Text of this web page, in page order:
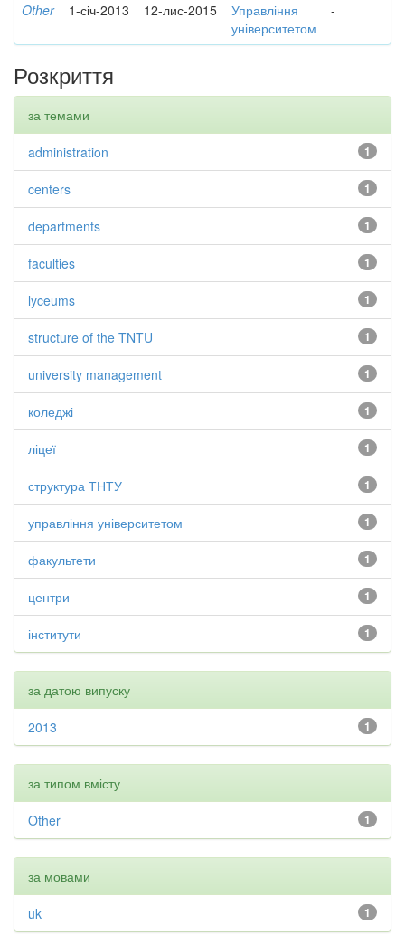
Other 1-січ-2013 12-лис-2015
Управління
університетом
-
Розкриття
за темами
1
administration
1
centers
1
departments
1
faculties
1
lyceums
1
structure of the TNTU
1
university management
1
коледжі
1
ліцеї
1
структура ТНТУ
1
управління університетом
1
факультети
1
центри
1
інститути
за датою випуску
1
2013
за типом вмісту
1
Other
за мовами
1
uk